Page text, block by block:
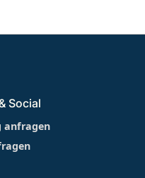
Social
anfragen